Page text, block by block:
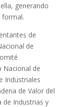
generando
formal.
de
de
Nacional de
Industriales
de Valor del
de Industrias y